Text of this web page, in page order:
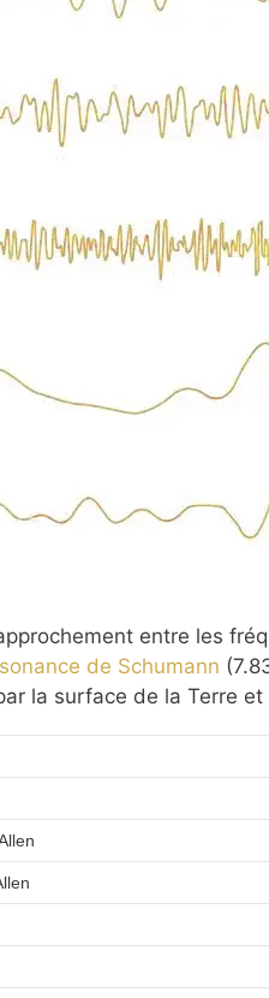
entre les
de Schumann
la surface de la Terre